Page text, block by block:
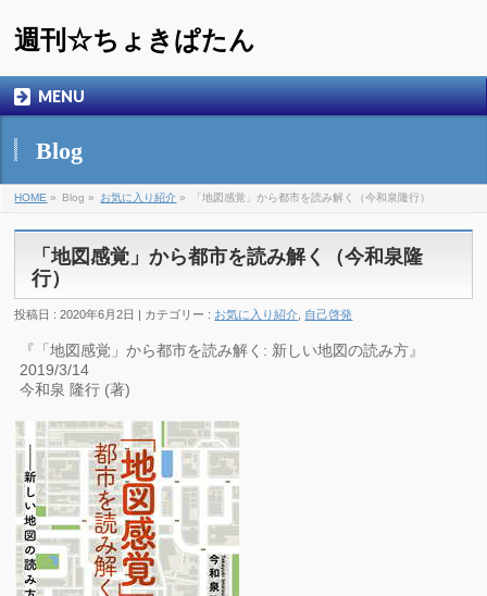
週刊☆ちょきぱたん
MENU
Blog
HOME » Blog » お気に入り紹介 » 「地図感覚」から都市を読み解く（今和泉隆行）
「地図感覚」から都市を読み解く（今和泉隆
行）
投稿日 : 2020年6月2日 | カテゴリー : お気に入り紹介 自己啓発
『「地図感覚」から都市を読み解く: 新しい地図の読み方』
2019/3/14
今和泉 隆行 (著)